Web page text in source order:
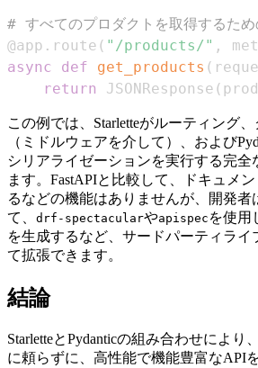
# すべてのプロダクトを取得するた
@app . route ( "/products/" ,
async
def get_products (
return
JSONResponse (
この例では、Starletteがルーティング
（ミドルウェアを介して）、および
シリアライゼーションを実行する完全
ます。FastAPIと比較して、ドキュメ
るなどの機能はありませんが、開発者
て、 drf-spectacularやapispec を使用
を生成するなど、サードパーティライ
て拡張できます。
結論
StarletteとPydanticの組み合わせにより
に頼らずに、高性能で機能豊富なAPI